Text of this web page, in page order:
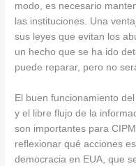
modo, es necesario
las instituciones. Una
sus leyes que evitan los
un hecho que se ha ido
puede reparar, pero no
El buen funcionamiento
y el libre flujo de la
son importantes para
reflexionar qué acciones
democracia en EUA, que